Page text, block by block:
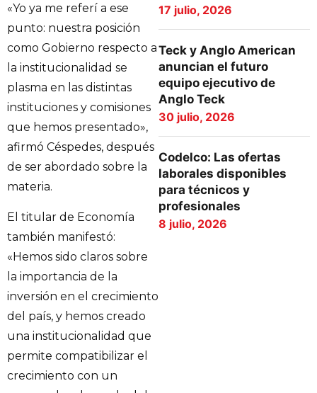
«Yo ya me referí a ese
punto: nuestra posición
como Gobierno respecto a
la institucionalidad se
plasma en las distintas
instituciones y comisiones
que hemos presentado»,
afirmó Céspedes, después
de ser abordado sobre la
materia.
El titular de Economía
también manifestó:
«Hemos sido claros sobre
la importancia de la
inversión en el crecimiento
del país, y hemos creado
una institucionalidad que
permite compatibilizar el
crecimiento con un
17 julio, 2026
Teck y Anglo American
anuncian el futuro
equipo ejecutivo de
Anglo Teck
30 julio, 2026
Codelco: Las ofertas
laborales disponibles
para técnicos y
profesionales
8 julio, 2026